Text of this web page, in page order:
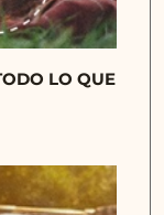
LO QUE